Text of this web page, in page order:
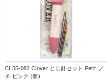
CL55-082 Clover とじ針セット Petit プ
チ ピンク (個)